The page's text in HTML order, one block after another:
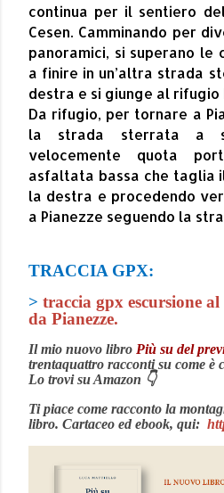
continua per il sentiero
Cesen. Camminando per
panoramici, si superano le
a finire in un’altra strada
destra e si giunge al rifugio
Da rifugio, per tornare a
la strada sterrata a
velocemente quota
asfaltata bassa che taglia
la destra e procedendo
a Pianezze seguendo la
TRACCIA GPX:
> traccia gpx escursione
da Pianezze.
Il mio nuovo libro Più su del
trentaquattro racconti su come è
Lo trovi su Amazon 👇
Ti piace come racconto la
libro. Cartaceo ed ebook, qui: